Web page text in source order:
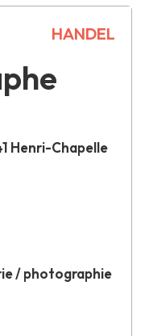
Henri-Chapelle
/ photographie
HANDEL